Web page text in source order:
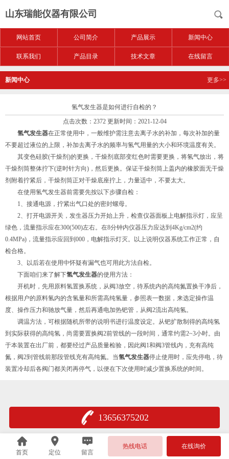
山东瑞能仪器有限公司
网站首页 公司简介 产品展示 新闻中心
联系我们 产品目录 技术文章 在线留言
新闻中心 更多>>
氢气发生器是如何进行自检的？
点击次数：2372 更新时间：2021-12-04
氢气发生器在正常使用中，一般维护需注意去离子水的补加，每次补加的量
不要超过液位的上限，补加去离子水的频率与氢气用量的大小和环境温度有关。
其变色硅胶(干燥剂)的更换，干燥剂底部变红色时需要更换，将氢气放出，将
干燥剂筒整体拧下(逆时针方向)，然后更换。保证干燥剂筒上盖内的橡胶面无干燥
剂附着拧紧后，干燥剂筒正对干燥底座拧上，力量适中，不要太大。
在使用氢气发生器前需要先按以下步骤自检：
1、接通电源，拧紧出气口处的密封螺母。
2、打开电源开关，发生器压力开始上升，检查仪器面板上电解指示灯，应呈
绿色，流量指示应在300(500)左右。在8分钟内仪器压力应达到4Kg/cm2(约
0.4MPa)，流量指示应回到000，电解指示灯灭。以上说明仪器系统工作正常，自
检合格。
3、以后若在使用中怀疑有漏气也可用此方法自检。
下面咱们来了解下氢气发生器的使用方法：
开机时，先用原料氢置换系统，从阀3放空，待系统内的高纯氮置换干净后，
根据用户的原料氢内的含氢量和所需高纯氢量，参照表一数据，来选定操作温
度、操作压力和驰放气量，然后再通电加热钯管，从阀2流出高纯氢。
调温方法，可根据随机所带的说明书进行温度设定。从钯扩散制得的高纯氢
到实际获得的高纯氢，尚需要置换阀2前管线的一段时间，通常约需2~3小时。由
于本装置在出厂前，都要经过产品质量检验，因此阀1和阀3管线内，充有高纯
氮，阀2到管线前那段管线充有高纯氮。当氢气发生器停止使用时，应先停电，待
装置冷却后各阀门都关闭再停气，以便在下次使用时减少置换系统的时间。
13656375202
首页 定位 留言
热线电话 在线询价